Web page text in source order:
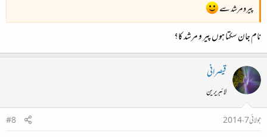
پیرو مرشد سے
نام جان سکتا ہوں پیر و مرشد کا؟
قیصرانی
لائبریرین
جولائی 7، 2014
#8